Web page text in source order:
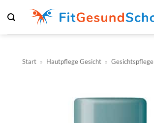
Inhalt
springen
Start » Hautpflege Gesicht » Gesichtspflege